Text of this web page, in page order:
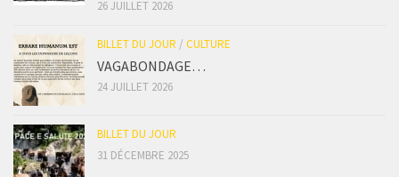
26 JUILLET 2026
BILLET DU JOUR / CULTURE
VAGABONDAGE…
24 JUILLET 2026
BILLET DU JOUR
31 DÉCEMBRE 2025